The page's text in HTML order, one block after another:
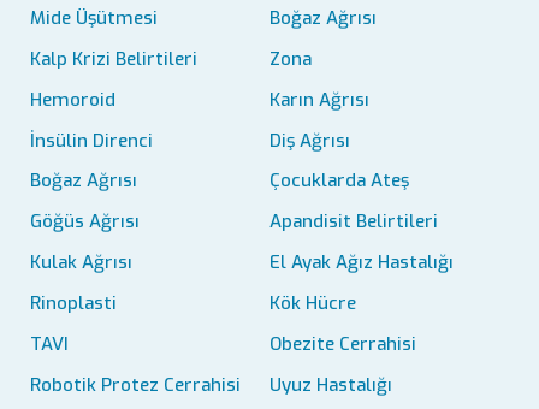
Mide Üşütmesi
Boğaz Ağrısı
Kalp Krizi Belirtileri
Zona
Hemoroid
Karın Ağrısı
İnsülin Direnci
Diş Ağrısı
Boğaz Ağrısı
Çocuklarda Ateş
Göğüs Ağrısı
Apandisit Belirtileri
Kulak Ağrısı
El Ayak Ağız Hastalığı
Rinoplasti
Kök Hücre
TAVI
Obezite Cerrahisi
Robotik Protez Cerrahisi
Uyuz Hastalığı